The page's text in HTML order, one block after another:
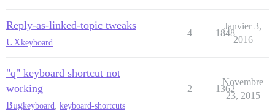
Reply-as-linked-topic tweaks
UXkeyboard
4 1848
Janvier 3,
2016
"q" keyboard shortcut not
working
Bugkeyboard keyboard-shortcuts
2 1362
Novembre
23, 2015